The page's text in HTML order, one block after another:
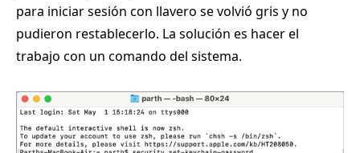
para iniciar sesión con llavero se volvió gris y no
pudieron restablecerlo. La solución es hacer el
trabajo con un comando del sistema.